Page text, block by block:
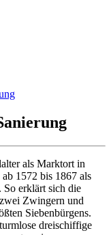
als Marktort in
1572 bis 1867 als
So erklärt sich die
Zwingern und
Siebenbürgens.
dreischiffige